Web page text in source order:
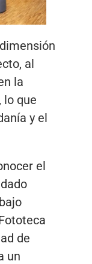
al
la
lo que
y el
el
de
un